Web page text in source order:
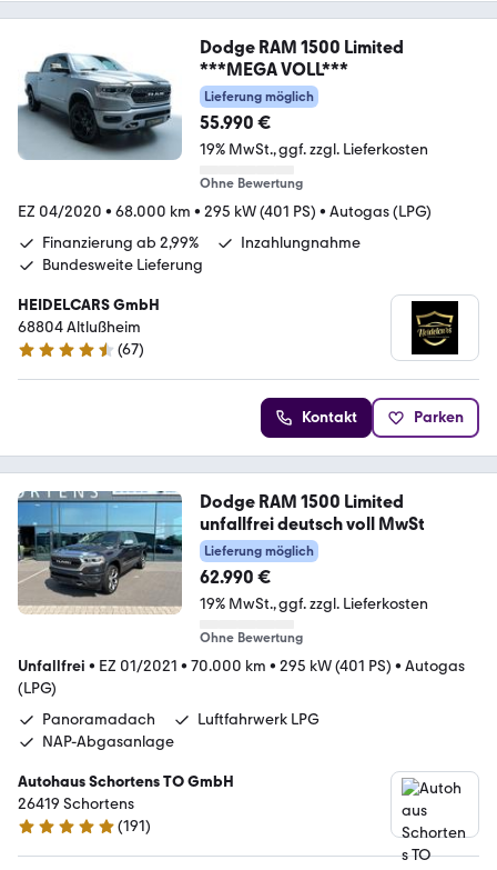
Dodge RAM 1500 Limited
***MEGA VOLL***
Lieferung möglich
55.990 €
19% MwSt. ggf. zzgl. Lieferkosten
Ohne Bewertung
EZ 04/2020 • 68.000 km • 295 kW (401 PS) • Autogas (LPG)
Finanzierung ab 2,99%
Inzahlungnahme
Bundesweite Lieferung
HEIDELCARS GmbH
68804 Altlußheim
4.7 Sterne
(67)
Kontakt Parken
Dodge RAM 1500 Limited
unfallfrei deutsch voll MwSt
Lieferung möglich
62.990 €
19% MwSt. ggf. zzgl. Lieferkosten
Ohne Bewertung
Unfallfrei • EZ 01/2021 • 70.000 km • 295 kW (401 PS) • Autogas
(LPG)
Panoramadach
Luftfahrwerk LPG
NAP-Abgasanlage
Autohaus Schortens TO GmbH
26419 Schortens
5 Sterne
(191)